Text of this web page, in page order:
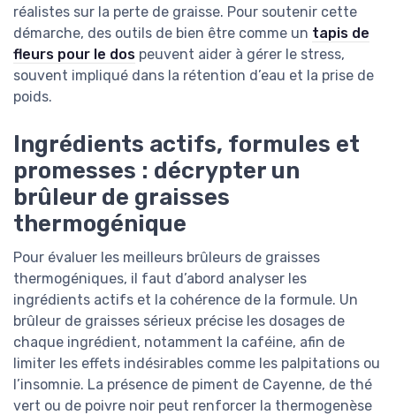
réalistes sur la perte de graisse. Pour soutenir cette
démarche, des outils de bien être comme un tapis de
fleurs pour le dos peuvent aider à gérer le stress,
souvent impliqué dans la rétention d’eau et la prise de
poids.
Ingrédients actifs, formules et
promesses : décrypter un
brûleur de graisses
thermogénique
Pour évaluer les meilleurs brûleurs de graisses
thermogéniques, il faut d’abord analyser les
ingrédients actifs et la cohérence de la formule. Un
brûleur de graisses sérieux précise les dosages de
chaque ingrédient, notamment la caféine, afin de
limiter les effets indésirables comme les palpitations ou
l’insomnie. La présence de piment de Cayenne, de thé
vert ou de poivre noir peut renforcer la thermogenèse